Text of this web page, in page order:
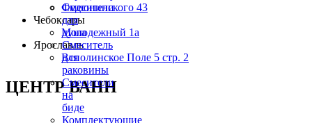
Смесители
для
душа
Смеситель
для
раковины
Смесители
на
биде
Комплектующие
Федюнинского 43
Чебоксары
Молодежный 1а
Ярославль
Всполинское Поле 5 стр. 2
ЦЕНТР ВАНН